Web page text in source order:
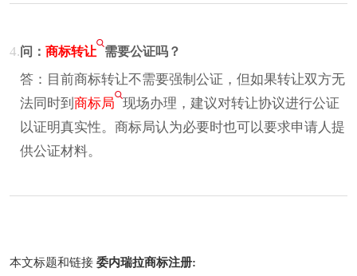
4.问： 商标转让 需要公证吗？
答：目前商标转让不需要强制公证，但如果转让双方无
法同时到 商标局 现场办理，建议对转让协议进行公证
以证明真实性。商标局认为必要时也可以要求申请人提
供公证材料。
本文标题和链接 委内瑞拉商标注册: